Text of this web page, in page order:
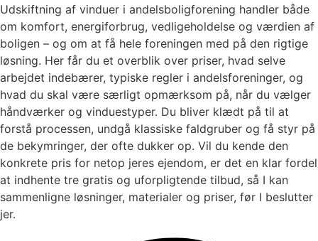
Udskiftning af vinduer i andelsboligforening handler både
om komfort, energiforbrug, vedligeholdelse og værdien af
boligen – og om at få hele foreningen med på den rigtige
løsning. Her får du et overblik over priser, hvad selve
arbejdet indebærer, typiske regler i andelsforeninger, og
hvad du skal være særligt opmærksom på, når du vælger
håndværker og vinduestyper. Du bliver klædt på til at
forstå processen, undgå klassiske faldgruber og få styr på
de bekymringer, der ofte dukker op. Vil du kende den
konkrete pris for netop jeres ejendom, er det en klar fordel
at indhente tre gratis og uforpligtende tilbud, så I kan
sammenligne løsninger, materialer og priser, før I beslutter
jer.